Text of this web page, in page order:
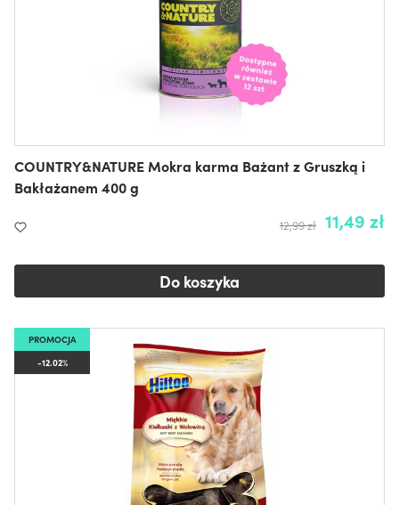
COUNTRY&NATURE Mokra karma Bażant z Gruszką i
Bakłażanem 400 g
11,49 zł
12,99 zł
Do koszyka
PROMOCJA
-12.02%